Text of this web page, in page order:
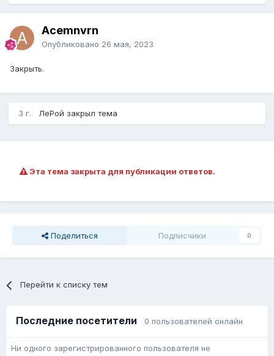
Acemnvrn
Опубликовано 26 мая, 2023
Закрыть.
3 г. ЛеРой закрыл тема
Эта тема закрыта для публикации ответов.
Поделиться Подписчики 0
Перейти к списку тем
Последние посетители 0 пользователей онлайн
Ни одного зарегистрированного пользователя не